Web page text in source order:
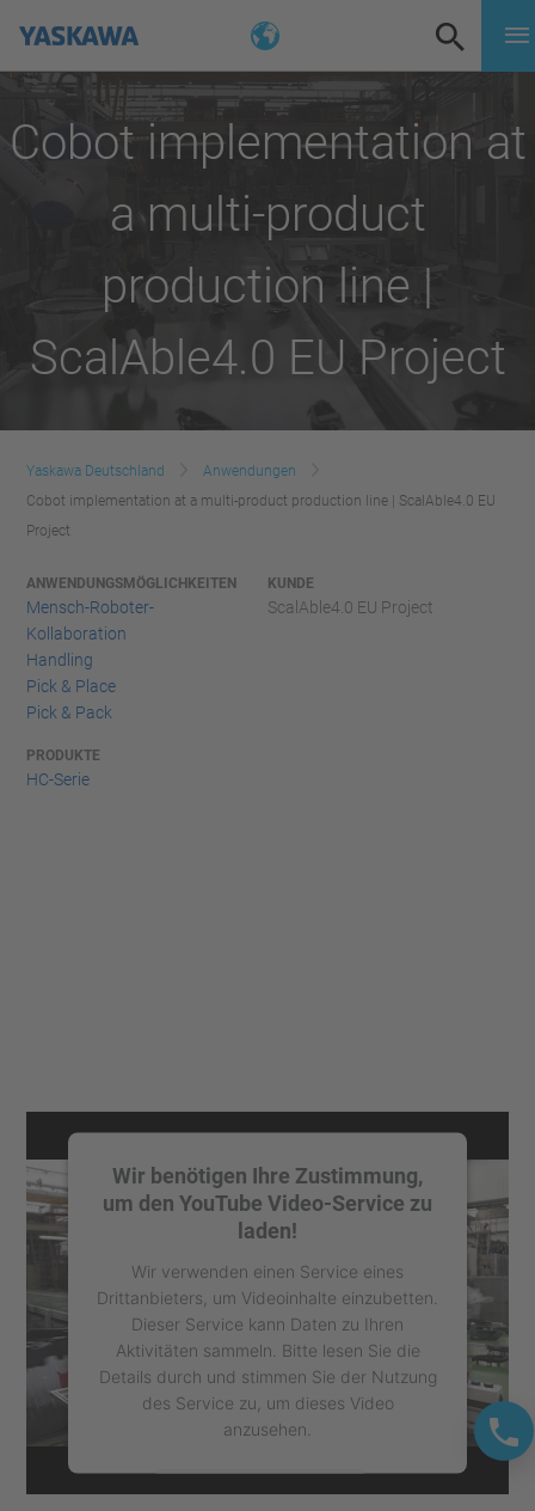
Cobot implementation at
a multi-product
production line |
ScalAble4.0 EU Project
Yaskawa Deutschland
Anwendungen
Cobot implementation at a multi-product production line | ScalAble4.0 EU
Project
ANWENDUNGSMÖGLICHKEITEN
Mensch-Roboter-
Kollaboration
Handling
Pick & Place
Pick & Pack
KUNDE
ScalAble4.0 EU Project
PRODUKTE
HC-Serie
Wir benötigen Ihre Zustimmung,
um den YouTube Video-Service zu
laden!
Wir verwenden einen Service eines
Drittanbieters, um Videoinhalte einzubetten.
Dieser Service kann Daten zu Ihren
Aktivitäten sammeln. Bitte lesen Sie die
Details durch und stimmen Sie der Nutzung
des Service zu, um dieses Video
anzusehen.
Mehr Informationen